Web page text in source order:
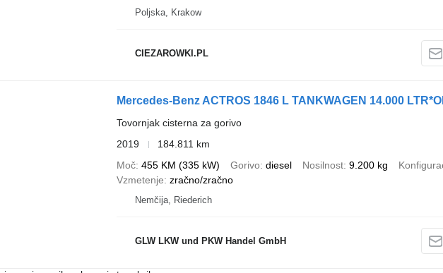
Poljska, Krakow
CIEZAROWKI.PL
Mercedes-Benz ACTROS 1846 L TANKWAGEN 14.000
Tovornjak cisterna za gorivo
2019
184.811 km
Moč 455 KM (335 kW) Gorivo diesel Nosilnost 9.200 kg
Vzmetenje zračno/zračno
Nemčija, Riederich
GLW LKW und PKW Handel GmbH